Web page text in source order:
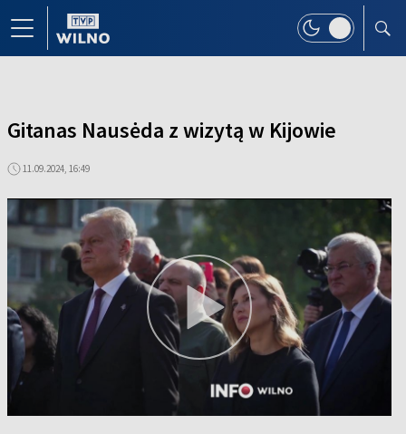
Gitanas Nausėda z wizytą w Kijowie
11.09.2024, 16:49